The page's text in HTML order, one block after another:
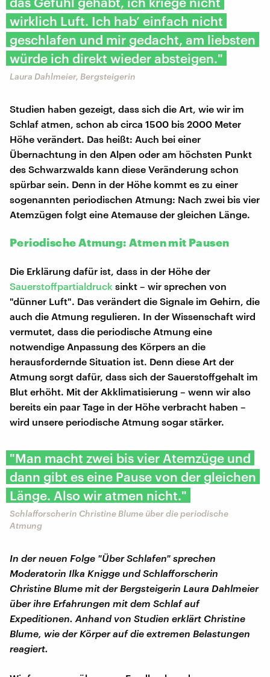
wirklich Luft. Ich hab’ einfach nicht
geschlafen und mir gedacht, am liebsten
würde ich direkt wieder absteigen."
Laura Dahlmeier, Bergsteigerin
Studien haben gezeigt, dass sich die Art, wie wir im
Schlaf atmen, schon ab circa 1500 bis 2000 Meter
Höhe verändert. Das heißt: Auch bei einer
Übernachtung in den Alpen oder am höchsten Punkt
des Schwarzwalds kann diese Veränderung schon
spürbar sein. Denn in der Höhe kommt es zu einer
sogenannten periodischen Atmung: Nach zwei bis vier
Atemzügen folgt eine Atemause der gleichen Länge.
Periodische Atmung: Atmen mit Pausen
Die Erklärung dafür ist, dass in der Höhe der
Sauerstoffpartialdruck sinkt – wir sprechen von
"dünner Luft". Das verändert die Signale im Gehirn, die
auch die Atmung regulieren. In der Wissenschaft wird
vermutet, dass die periodische Atmung eine
notwendige Anpassung des Körpers an die
herausfordernde Situation ist. Denn diese Art der
Atmung sorgt dafür, dass sich der Sauerstoffgehalt im
Blut erhöht. Mit der Akklimatisierung – wenn wir also
bereits ein paar Tage in der Höhe verbracht haben –
wird unsere periodische Atmung sogar stärker.
"Man macht zwei bis vier Atemzüge und
dann gibt es eine Pause von der gleichen
Länge. Also wir atmen nicht."
Schlafforscherin Christine Blume über die periodische
Atmung
In der neuen Folge "Über Schlafen" sprechen
Moderatorin Ilka Knigge und Schlafforscherin
Christine Blume mit der Bergsteigerin Laura Dahlmeier
über ihre Erfahrungen mit dem Schlaf auf
Expeditionen. Anhand von Studien erklärt Christine
Blume, wie der Körper auf die extremen Belastungen
reagiert.